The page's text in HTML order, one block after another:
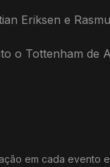
Eriksen e
o Tottenham de
em cada evento